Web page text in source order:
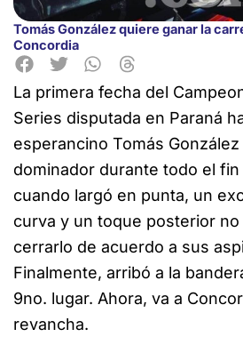
Tomás González quiere ganar la
Concordia
La primera fecha del
Series disputada en Paraná
esperancino Tomás
dominador durante todo el
cuando largó en punta, un
curva y un toque posterior
cerrarlo de acuerdo a sus
Finalmente, arribó a la
9no. lugar. Ahora, va a
revancha.